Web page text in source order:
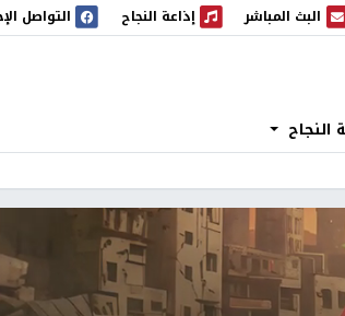
البث المباشر
المباشر إذاعة النجاح
إذاعة النجاح التواصل
النجاح